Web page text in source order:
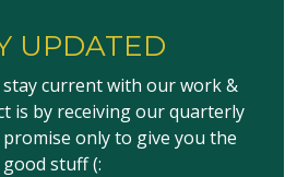
UPDATED
current with our work &
is by receiving our quarterly
only to give you the
good stuff (: